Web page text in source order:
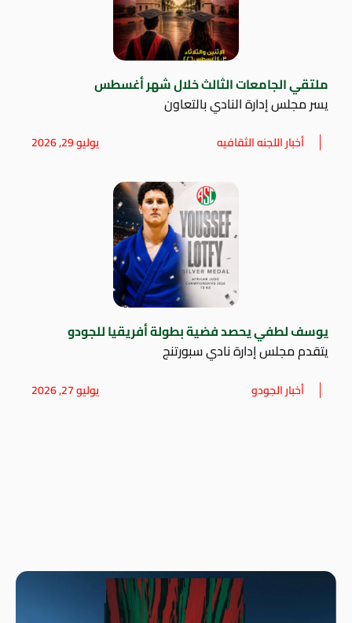
ملتقي الجامعات الثالث خلال شهر أغسطس
يسر مجلس إدارة النادي بالتعاون
أخبار اللجنه الثقافيه يوليو 29, 2026
يوسف لطفي يحصد فضية بطولة أفريقيا للجودو
يتقدم مجلس إدارة نادي سبورتنج
أخبار الجودو يوليو 27, 2026